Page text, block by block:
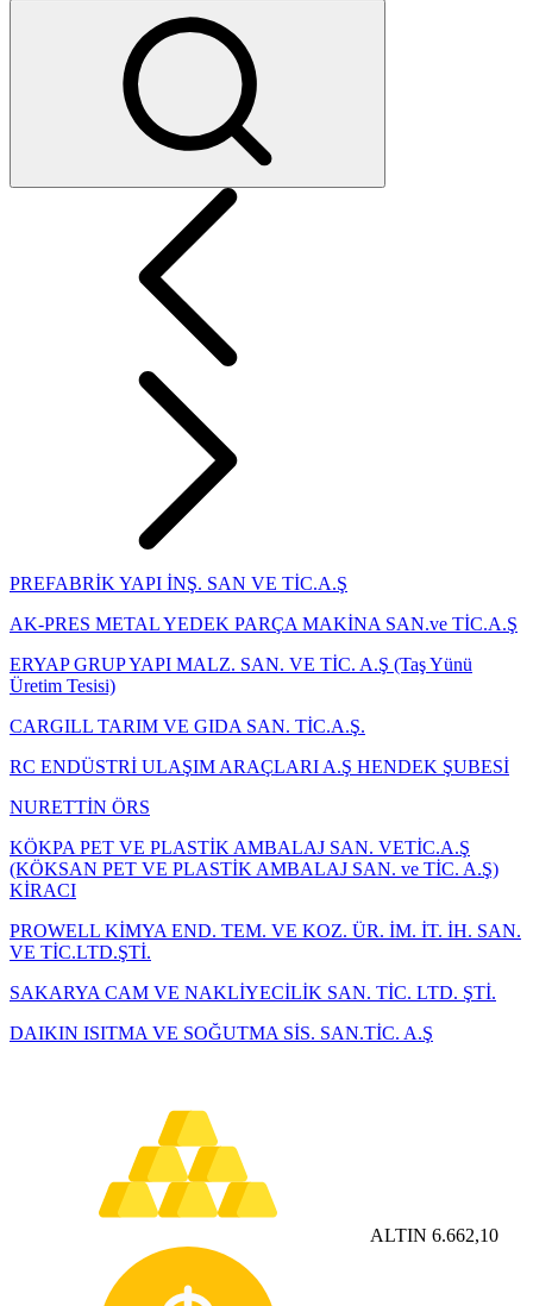
PREFABRİK YAPI İNŞ. SAN VE TİC.A.Ş
AK-PRES METAL YEDEK PARÇA MAKİNA SAN.ve TİC.A.Ş
ERYAP GRUP YAPI MALZ. SAN. VE TİC. A.Ş (Taş Yünü
Üretim Tesisi)
CARGILL TARIM VE GIDA SAN. TİC.A.Ş.
RC ENDÜSTRİ ULAŞIM ARAÇLARI A.Ş HENDEK ŞUBESİ
NURETTİN ÖRS
KÖKPA PET VE PLASTİK AMBALAJ SAN. VETİC.A.Ş
(KÖKSAN PET VE PLASTİK AMBALAJ SAN. ve TİC. A.Ş)
KİRACI
PROWELL KİMYA END. TEM. VE KOZ. ÜR. İM. İT. İH. SAN.
VE TİC.LTD.ŞTİ.
SAKARYA CAM VE NAKLİYECİLİK SAN. TİC. LTD. ŞTİ.
DAIKIN ISITMA VE SOĞUTMA SİS. SAN.TİC. A.Ş
ALTIN 6.662,10